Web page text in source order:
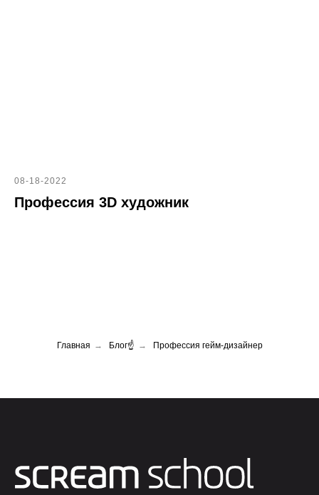
08-18-2022
Профессия 3D художник
Главная → Блог☝ → Профессия гейм-дизайнер